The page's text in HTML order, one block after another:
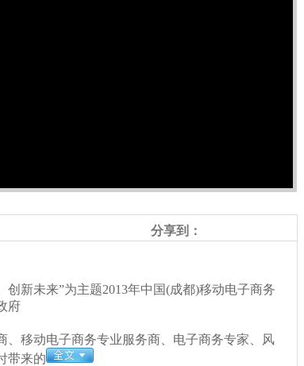
分享到：
新未来”为主题2013年中国(成都)移动电子商务
府
移动电子商务专业服务商、电子商务专家、风
带来的